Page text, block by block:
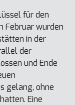
für den
Februar wurden
in der
der
und Ende
gelang, ohne
Eine